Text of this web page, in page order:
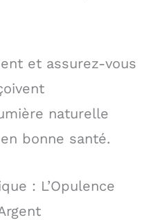
et assurez-vous
naturelle
bonne santé.
: L’Opulence